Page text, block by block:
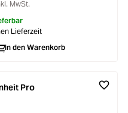
MwSt.
Lieferzeit
In den Warenkorb
Pro